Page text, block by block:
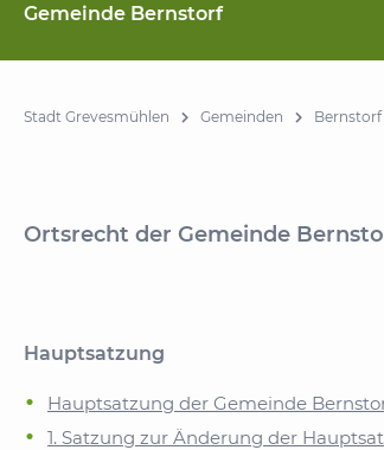
Gemeinde Bernstorf
Stadt Grevesmühlen Gemeinden Bernstorf
Ortsrecht der Gemeinde
Hauptsatzung
Hauptsatzung der Gemeinde
1. Satzung zur Änderung der